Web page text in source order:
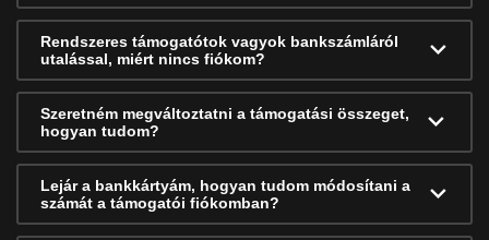
Rendszeres támogatótok vagyok bankszámláról
utalással, miért nincs fiókom?
Szeretném megváltoztatni a támogatási összeget,
hogyan tudom?
Lejár a bankkártyám, hogyan tudom módosítani a
számát a támogatói fiókomban?